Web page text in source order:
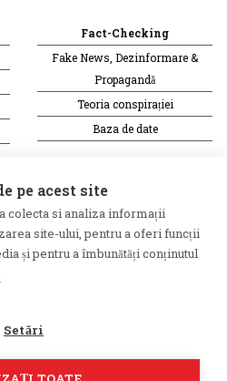
Fact-Checking
Fake News, Dezinformare &
Propagandă
Teoria conspirației
Baza de date
Multimedia
Podcast
pe acest site
colecta si analiza informații
site-ului, pentru a oferi funcții
și pentru a îmbunătăți conținutul
Setări